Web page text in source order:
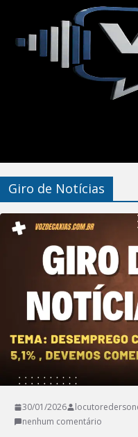
Giro de Notícias
30/01/2026
nenhum comentário